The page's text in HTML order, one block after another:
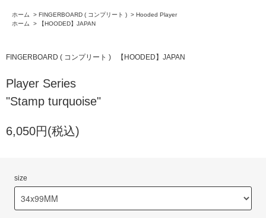
ホーム > FINGERBOARD ( コンプリート ) > Hooded Player
ホーム
> 【HOODED】JAPAN
FINGERBOARD ( コンプリート ) 【HOODED】JAPAN
Player Series
"Stamp turquoise"
6,050円(税込)
size